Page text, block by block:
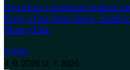
Dva kluci s kamerou můžou
Krug o One Man Show,
MoneyTalk
Zradci
4. 6. 2026 12. 7. 2026